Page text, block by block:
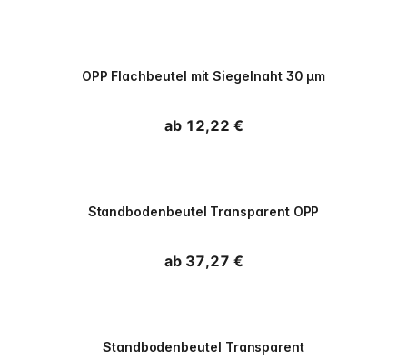
OPP Flachbeutel mit Siegelnaht 30 µm
Normaler Preis
ab 12,22 €
Standbodenbeutel Transparent OPP
Normaler Preis
ab 37,27 €
Standbodenbeutel Transparent